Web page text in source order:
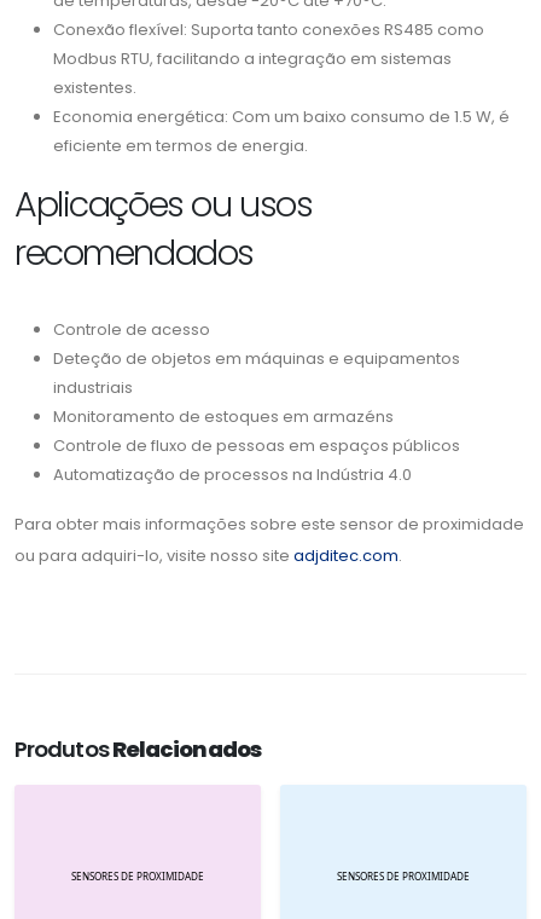
Conexão flexível: Suporta tanto conexões RS485 como
Modbus RTU, facilitando a integração em sistemas
existentes.
Economia energética: Com um baixo consumo de 1.5 W, é
eficiente em termos de energia.
Aplicações ou usos
recomendados
Controle de acesso
Deteção de objetos em máquinas e equipamentos
industriais
Monitoramento de estoques em armazéns
Controle de fluxo de pessoas em espaços públicos
Automatização de processos na Indústria 4.0
Para obter mais informações sobre este sensor de proximidade
ou para adquiri-lo, visite nosso site adjditec.com.
ProdutosRelacionados